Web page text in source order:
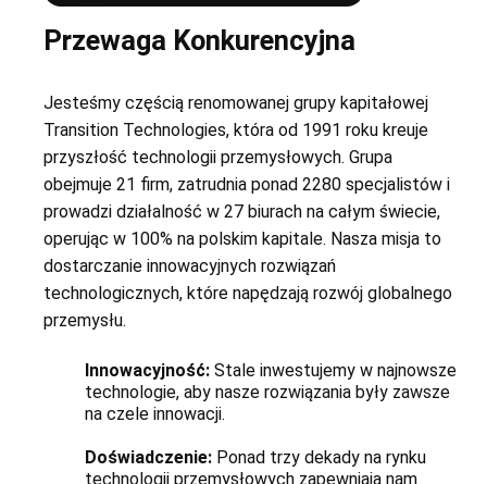
Przewaga Konkurencyjna
Jesteśmy częścią renomowanej grupy kapitałowej
Transition Technologies, która od 1991 roku kreuje
przyszłość technologii przemysłowych. Grupa
obejmuje 21 firm, zatrudnia ponad 2280 specjalistów i
prowadzi działalność w 27 biurach na całym świecie,
operując w 100% na polskim kapitale. Nasza misja to
dostarczanie innowacyjnych rozwiązań
technologicznych, które napędzają rozwój globalnego
przemysłu.
Innowacyjność: Stale inwestujemy w najnowsze
technologie, aby nasze rozwiązania były zawsze
na czele innowacji.
Doświadczenie: Ponad trzy dekady na rynku
technologii przemysłowych zapewniają nam